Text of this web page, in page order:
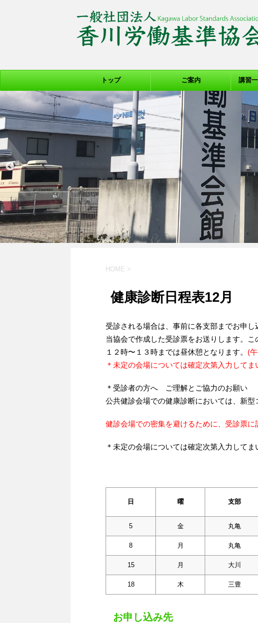
トップ ご案内 講習
HOME >
健康診断日程表12月
受診される場合は、事前に各支部までお申し
当協会で作成した受診票をお送りします。
１２時〜１３時までは昼休憩となります。 (
＊未定の会場については確定次第入力してま
＊受診者の方へ ご理解とご協力のお願い
公共健診会場での健康診断においては、新
健診会場での密集を避けるために、受診票
＊未定の会場については確定次第入力してま
日 曜 支部
5 金 丸亀
8 月 丸亀
15 月 大川
18 木 三豊
お申し込み先